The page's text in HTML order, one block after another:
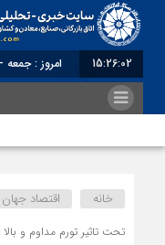
15:26:02 امروز : جمعه - ۱۶ مرداد - ۱۴۰۵
خانه اقتصاد جهان
تحت تاثیر تورم مداوم و